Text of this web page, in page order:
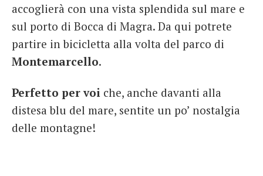
accoglierà con una vista splendida sul mare e
sul porto di Bocca di Magra. Da qui potrete
partire in bicicletta alla volta del parco di
Montemarcello.
Perfetto per voi che, anche davanti alla
distesa blu del mare, sentite un po’ nostalgia
delle montagne!